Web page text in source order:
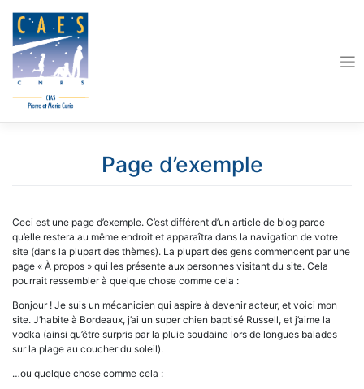
content
Page d’exemple
Ceci est une page d’exemple. C’est différent d’un article de blog parce
qu’elle restera au même endroit et apparaîtra dans la navigation de votre
site (dans la plupart des thèmes). La plupart des gens commencent par une
page « À propos » qui les présente aux personnes visitant du site. Cela
pourrait ressembler à quelque chose comme cela :
Bonjour ! Je suis un mécanicien qui aspire à devenir acteur, et voici mon
site. J’habite à Bordeaux, j’ai un super chien baptisé Russell, et j’aime la
vodka (ainsi qu’être surpris par la pluie soudaine lors de longues balades
sur la plage au coucher du soleil).
…ou quelque chose comme cela :